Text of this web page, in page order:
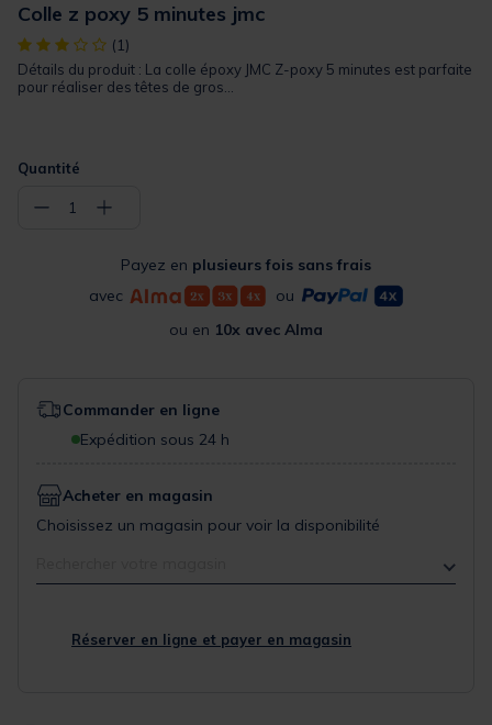
Colle z poxy 5 minutes jmc
[object Object] out of 5 Customer Rating
(1)
Détails du produit : La colle époxy JMC Z-poxy 5 minutes est parfaite
pour réaliser des têtes de gros...
Quantité
− 1 +
Payez en plusieurs fois sans frais
avec
ou
ou en 10x avec Alma
Commander en ligne
Expédition sous 24 h
Acheter en magasin
Choisissez un magasin pour voir la disponibilité
Réserver en ligne et payer en magasin